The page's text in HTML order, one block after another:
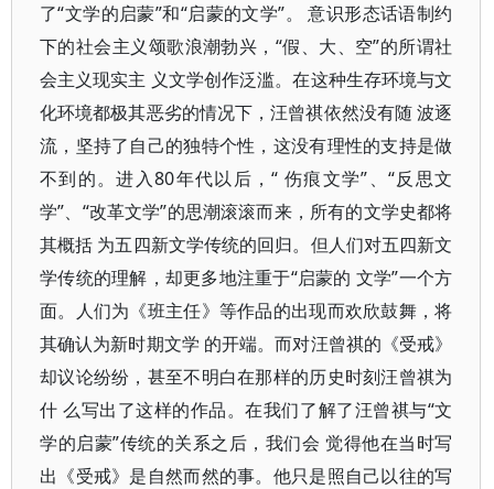
了“文学的启蒙”和“启蒙的文学”。 意识形态话语制约
下的社会主义颂歌浪潮勃兴，“假、大、空”的所谓社
会主义现实主 义文学创作泛滥。在这种生存环境与文
化环境都极其恶劣的情况下，汪曾祺依然没有随 波逐
流，坚持了自己的独特个性，这没有理性的支持是做
不到的。进入80年代以后，“ 伤痕文学”、“反思文
学”、“改革文学”的思潮滚滚而来，所有的文学史都将
其概括 为五四新文学传统的回归。但人们对五四新文
学传统的理解，却更多地注重于“启蒙的 文学”一个方
面。人们为《班主任》等作品的出现而欢欣鼓舞，将
其确认为新时期文学 的开端。而对汪曾祺的《受戒》
却议论纷纷，甚至不明白在那样的历史时刻汪曾祺为
什 么写出了这样的作品。在我们了解了汪曾祺与“文
学的启蒙”传统的关系之后，我们会 觉得他在当时写
出《受戒》是自然而然的事。他只是照自己以往的写